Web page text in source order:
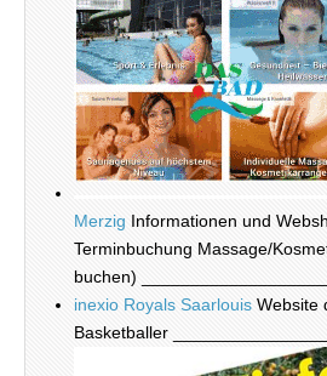
Merzig Informationen und
Terminbuchung Massage/
buchen)
inexio Royals Saarlouis Website
Basketballer